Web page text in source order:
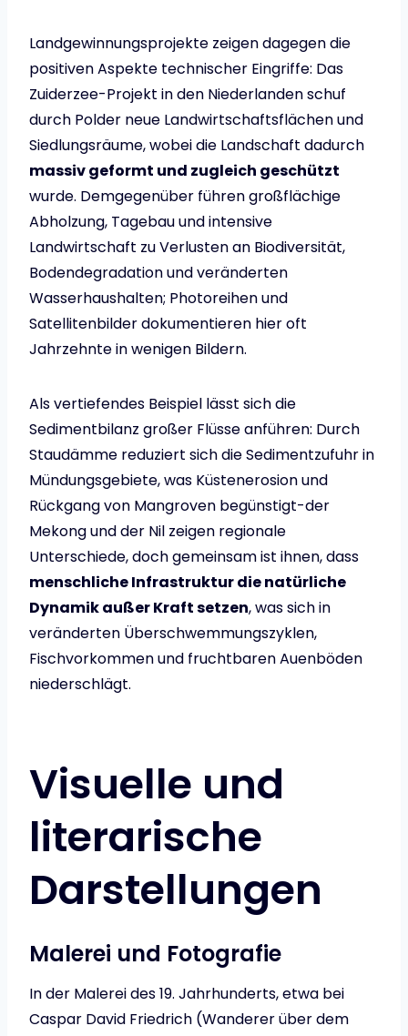
Landgewinnungsprojekte zeigen dagegen die
positiven Aspekte technischer Eingriffe: Das
Zuiderzee-Projekt in den Niederlanden schuf
durch Polder neue Landwirtschaftsflächen und
Siedlungsräume, wobei die Landschaft dadurch
massiv geformt und zugleich geschützt
wurde. Demgegenüber führen großflächige
Abholzung, Tagebau und intensive
Landwirtschaft zu Verlusten an Biodiversität,
Bodendegradation und veränderten
Wasserhaushalten; Photoreihen und
Satellitenbilder dokumentieren hier oft
Jahrzehnte in wenigen Bildern.
Als vertiefendes Beispiel lässt sich die
Sedimentbilanz großer Flüsse anführen: Durch
Staudämme reduziert sich die Sedimentzufuhr in
Mündungsgebiete, was Küstenerosion und
Rückgang von Mangroven begünstigt-der
Mekong und der Nil zeigen regionale
Unterschiede, doch gemeinsam ist ihnen, dass
menschliche Infrastruktur die natürliche
Dynamik außer Kraft setzen, was sich in
veränderten Überschwemmungszyklen,
Fischvorkommen und fruchtbaren Auenböden
niederschlägt.
Visuelle und
literarische
Darstellungen
Malerei und Fotografie
In der Malerei des 19. Jahrhunderts, etwa bei
Caspar David Friedrich (Wanderer über dem